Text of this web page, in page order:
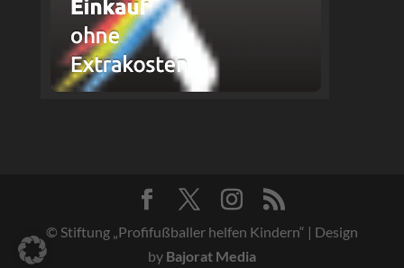
© Stiftung „Profifußballer helfen Kindern“ | Design
by Bajorat Media